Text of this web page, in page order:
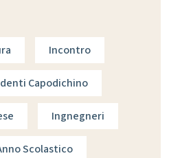
Incontro
Capodichino
Ingnegneri
Scolastico